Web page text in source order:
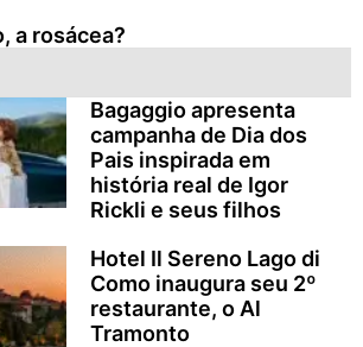
a rosácea?
Bagaggio apresenta
campanha de Dia dos
Pais inspirada em
história real de Igor
Rickli e seus filhos
Hotel Il Sereno Lago di
Como inaugura seu 2º
restaurante, o Al
Tramonto